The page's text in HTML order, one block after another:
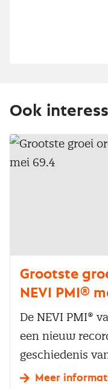
Ook
Grootste
NEVI PMI®
De NEVI PMI®
een nieuw
geschiedenis
Meer